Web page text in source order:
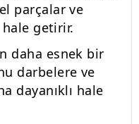
parçalar ve
getirir.
daha esnek bir
darbelere ve
dayanıklı hale